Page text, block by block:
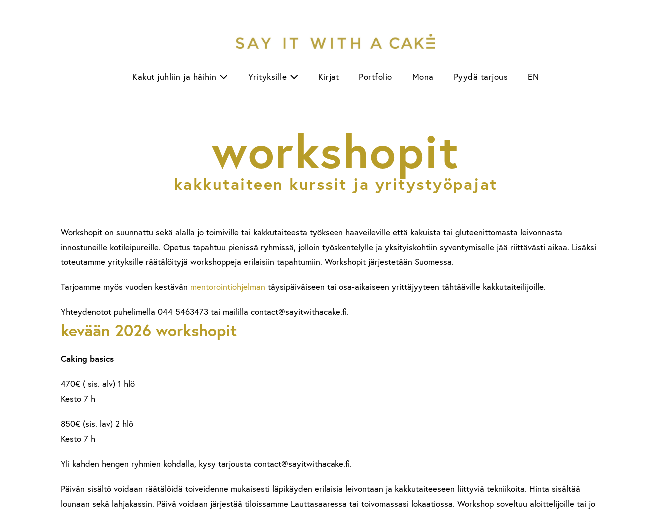
Kakut juhliin ja häihin Yrityksille Kirjat Portfolio Mona Pyydä tarjous EN
workshopit
kakkutaiteen kurssit ja yritystyöpajat
Workshopit on suunnattu sekä alalla jo toimiville tai kakkutaiteesta työkseen haaveileville että kakuista tai gluteenittomasta leivonnasta
innostuneille kotileipureille. Opetus tapahtuu pienissä ryhmissä, jolloin työskentelylle ja yksityiskohtiin syventymiselle jää riittävästi aikaa. Lisäksi
toteutamme yrityksille räätälöityjä workshoppeja erilaisiin tapahtumiin. Workshopit järjestetään Suomessa.
Tarjoamme myös vuoden kestävän mentorointiohjelman täysipäiväiseen tai osa-aikaiseen yrittäjyyteen tähtääville kakkutaiteilijoille.
Yhteydenotot puhelimella 044 5463473 tai maililla contact@sayitwithacake.fi.
kevään 2026 workshopit
Caking basics
470€ ( sis. alv) 1 hlö
Kesto 7 h
850€ (sis. lav) 2 hlö
Kesto 7 h
Yli kahden hengen ryhmien kohdalla, kysy tarjousta contact@sayitwithacake.fi.
Päivän sisältö voidaan räätälöidä toiveidenne mukaisesti läpikäyden erilaisia leivontaan ja kakkutaiteeseen liittyviä tekniikoita. Hinta sisältää
lounaan sekä lahjakassin. Päivä voidaan järjestää tiloissamme Lauttasaaressa tai toivomassasi lokaatiossa. Workshop soveltuu aloittelijoille tai jo